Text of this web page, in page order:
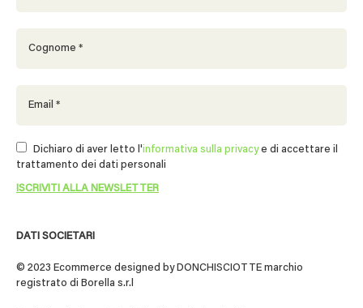
DATI SOCIETARI
© 2023 Ecommerce designed by DONCHISCIOTTE marchio
registrato di Borella s.r.l
Dichiaro di aver letto l'informativa sulla privacye di accettare il
trattamento dei dati personali